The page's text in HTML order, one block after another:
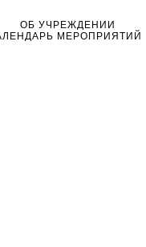
ОБ УЧРЕЖДЕНИИ
МЕРОПРИЯТИЙ